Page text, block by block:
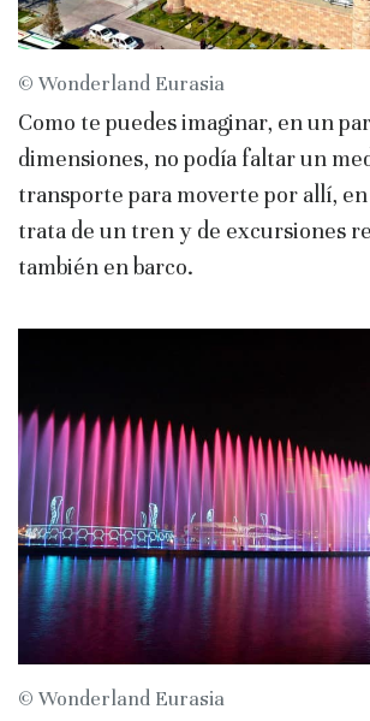
© Wonderland Eurasia
Como te puedes imaginar, en un
dimensiones, no podía faltar un
transporte para moverte por allí, en
trata de un tren y de excursiones
también en barco.
© Wonderland Eurasia